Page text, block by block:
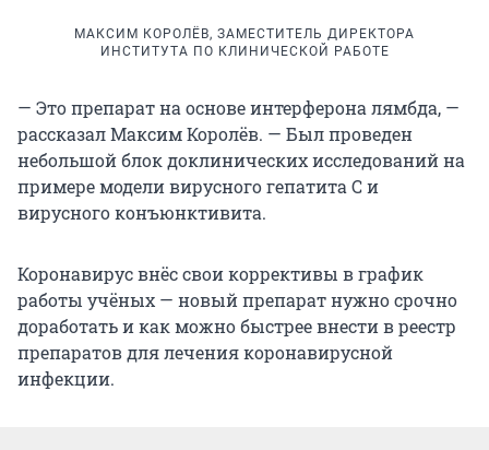
МАКСИМ КОРОЛЁВ, ЗАМЕСТИТЕЛЬ ДИРЕКТОРА
ИНСТИТУТА ПО КЛИНИЧЕСКОЙ РАБОТЕ
— Это препарат на основе интерферона лямбда, —
рассказал Максим Королёв. — Был проведен
небольшой блок доклинических исследований на
примере модели вирусного гепатита С и
вирусного конъюнктивита.
Коронавирус внёс свои коррективы в график
работы учёных — новый препарат нужно срочно
доработать и как можно быстрее внести в реестр
препаратов для лечения коронавирусной
инфекции.